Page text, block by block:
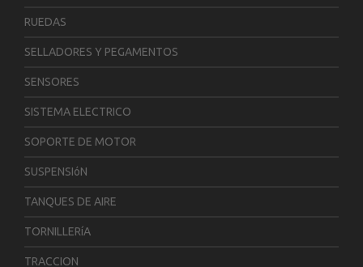
RUEDAS
SELLADORES Y PEGAMENTOS
SENSORES
SISTEMA ELECTRICO
SOPORTE DE MOTOR
SUSPENSIóN
TANQUES DE AIRE
TORNILLERíA
TRACCION